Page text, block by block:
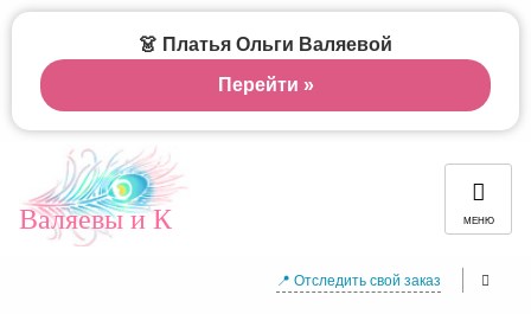
Валяевы и К МЕНЮ
📍 Отследить свой заказ
👗 Платья Ольги Валяевой
Перейти »